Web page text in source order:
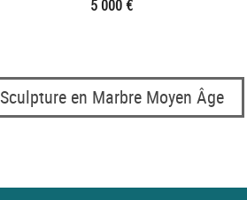
5 000 €
Sculpture en Marbre Moyen Âge